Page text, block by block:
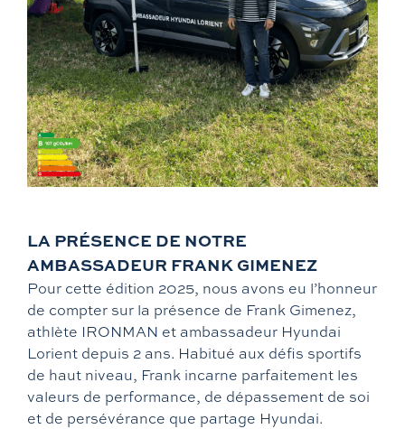
LA PRÉSENCE DE NOTRE
AMBASSADEUR FRANK GIMENEZ
Pour cette édition 2025, nous avons eu l’honneur
de compter sur la présence de Frank Gimenez,
athlète IRONMAN et ambassadeur Hyundai
Lorient depuis 2 ans. Habitué aux défis sportifs
de haut niveau, Frank incarne parfaitement les
valeurs de performance, de dépassement de soi
et de persévérance que partage Hyundai.